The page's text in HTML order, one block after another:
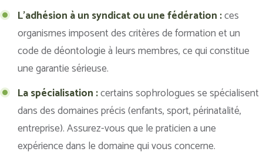
L’adhésion à un syndicat ou une fédération :ces
organismes imposent des critères de formation et un
code de déontologie à leurs membres, ce qui constitue
une garantie sérieuse.
La spécialisation :certains sophrologues se spécialisent
dans des domaines précis (enfants, sport, périnatalité,
entreprise). Assurez-vous que le praticien a une
expérience dans le domaine qui vous concerne.